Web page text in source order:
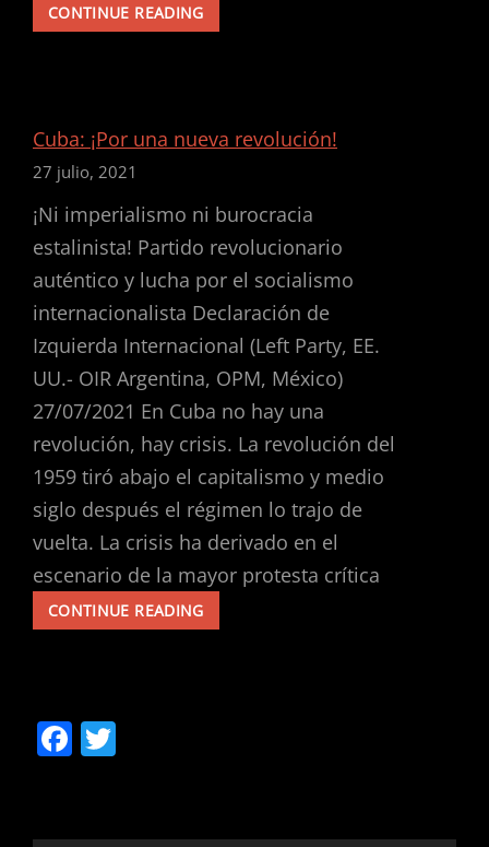
CONTINUE READINGDECLARACIÓN
DEL
IZQUIERDA
INTERNACIONAL,
OIR,
ORGANIZACION
IZQUIERDA
REVOLUCIONARIA
SOCIALISMO
O
EXTINCIÓN
–
MÉXICO
Cuba: ¡Por una nueva revolución!
27 julio, 2021
¡Ni imperialismo ni burocracia
estalinista! Partido revolucionario
auténtico y lucha por el socialismo
internacionalista Declaración de
Izquierda Internacional (Left Party, EE.
UU.- OIR Argentina, OPM, México)
27/07/2021 En Cuba no hay una
revolución, hay crisis. La revolución del
1959 tiró abajo el capitalismo y medio
siglo después el régimen lo trajo de
vuelta. La crisis ha derivado en el
escenario de la mayor protesta crítica
CONTINUE READINGCUBA:
¡POR
F